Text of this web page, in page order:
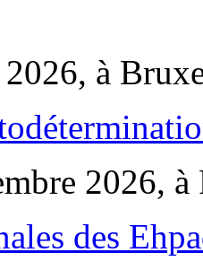
2026, à
2026, à
des